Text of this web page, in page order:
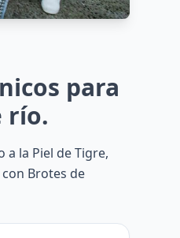
para
río.
a la Piel de Tigre,
con Brotes de